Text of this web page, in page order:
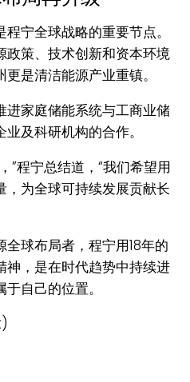
宁全球战略的重要节点。
政策、技术创新和资本环境
是清洁能源产业重镇。
进家庭储能系统与工商业储
及科研机构的合作。
”程宁总结道，“我们希望用
为全球可持续发展贡献长
球布局者，程宁用18年的
神，是在时代趋势中持续进
自己的位置。